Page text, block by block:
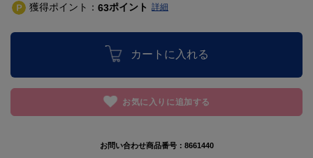
獲得ポイント： 63ポイント 詳細
カートに入れる
お気に入りに追加する
お問い合わせ商品番号： 8661440